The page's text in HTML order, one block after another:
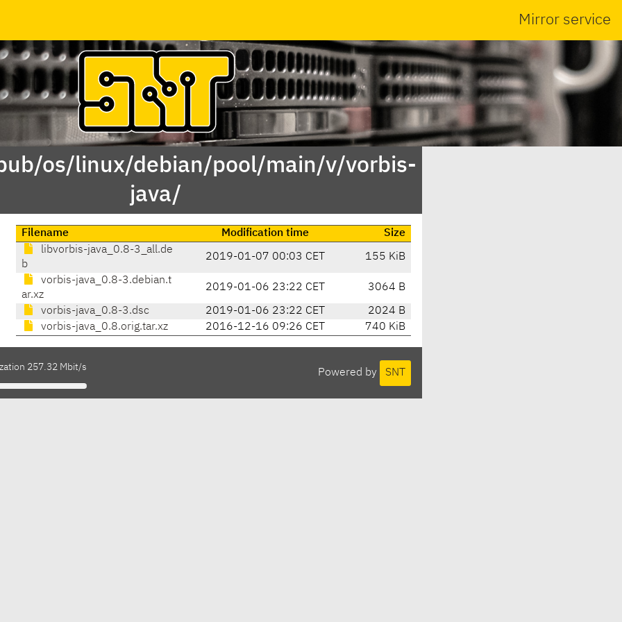
Mirror service
os/linux/debian/pool/main/v/vorbis-
java/
Filename Modification time
Size
libvorbis-java_0.8-3_all.de
b
2019-01-07 00:03 CET 155 KiB
vorbis-java_0.8-3.debian.t
ar.xz
2019-01-06 23:22 CET 3064 B
vorbis-java_0.8-3.dsc 2019-01-06 23:22 CET
2024 B
vorbis-java_0.8.orig.tar.xz
2016-12-16 09:26 CET 740 KiB
Powered by SNT
257.32 Mbit/s